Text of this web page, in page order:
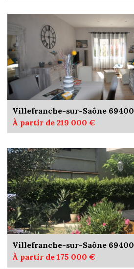
Villefranche-sur-Saône 69400
À partir de 219 000 €
Villefranche-sur-Saône 69400
À partir de 175 000 €